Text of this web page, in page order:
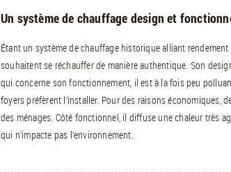
Un système de chauffage design et
Étant un système de chauffage historique alliant
souhaitent se réchauffer de manière authentique. Son
qui concerne son fonctionnement, il est à la fois peu
foyers préfèrent l’installer. Pour des raisons économiques,
des ménages. Côté fonctionnel, il diffuse une chaleur très
qui n’impacte pas l’environnement.